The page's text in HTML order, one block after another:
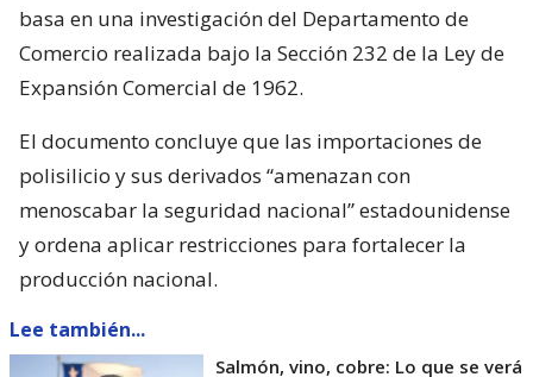
basa en una investigación del Departamento de
Comercio realizada bajo la Sección 232 de la Ley de
Expansión Comercial de 1962.
El documento concluye que las importaciones de
polisilicio y sus derivados “amenazan con
menoscabar la seguridad nacional” estadounidense
y ordena aplicar restricciones para fortalecer la
producción nacional.
Lee también...
Salmón, vino, cobre: Lo que se verá